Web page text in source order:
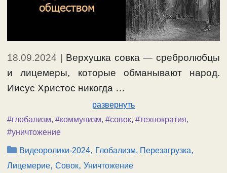
18.09.2024
Верхушка совка — сребролюбцы
и лицемеры, которые обманывают народ.
Иисус Христос никогда …
развернуть
#глобализм, #коммунизм, #совок, #технократия,
#уничтожение
Рубрики
Видеоролики-2024, Глобализм, Перезагрузка,
Лицемерие, Совок, Уничтожение